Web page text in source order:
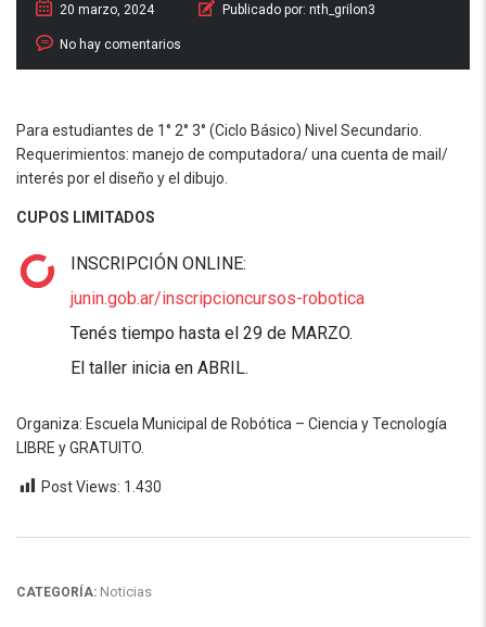
20 marzo, 2024 Publicado por: nth_grilon3
No hay comentarios
Para estudiantes de 1° 2° 3° (Ciclo Básico) Nivel Secundario.
Requerimientos: manejo de computadora/ una cuenta de mail/
interés por el diseño y el dibujo.
CUPOS LIMITADOS
INSCRIPCIÓN ONLINE:
junin.gob.ar/inscripcioncursos-robotica
Tenés tiempo hasta el 29 de MARZO.
El taller inicia en ABRIL.
Organiza: Escuela Municipal de Robótica – Ciencia y Tecnología
LIBRE y GRATUITO.
Post Views: 1.430
CATEGORÍA: Noticias